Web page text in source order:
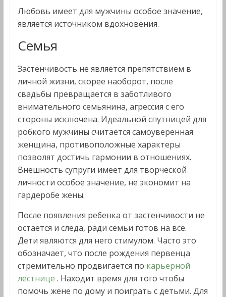
Любовь имеет для мужчины особое значение,
является источником вдохновения.
Семья
Застенчивость не является препятствием в
личной жизни, скорее наоборот, после
свадьбы превращается в заботливого
внимательного семьянина, агрессия с его
стороны исключена. Идеальной спутницей для
робкого мужчины считается самоуверенная
женщина, противоположные характеры
позволят достичь гармонии в отношениях.
Внешность супруги имеет для творческой
личности особое значение, не экономит на
гардеробе жены.
После появления ребенка от застенчивости не
остается и следа, ради семьи готов на все.
Дети являются для него стимулом. Часто это
обозначает, что после рождения первенца
стремительно продвигается по карьерной
лестнице . Находит время для того чтобы
помочь жене по дому и поиграть с детьми. Для